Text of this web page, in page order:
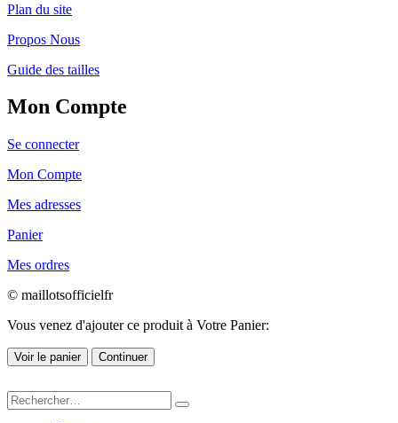
Plan du site
Propos Nous
Guide des tailles
Mon Compte
Se connecter
Mon Compte
Mes adresses
Panier
Mes ordres
© maillotsofficielfr
Vous venez d'ajouter ce produit à Votre Panier:
Voir le panier Continuer